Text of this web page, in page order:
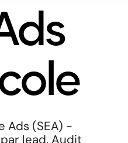
Ads (SEA) -
lead. Audit